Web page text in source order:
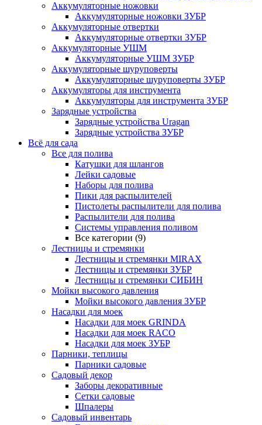
Аккумуляторные ножовки
Аккумуляторные ножовки ЗУБР
Аккумуляторные отвертки
Аккумуляторные отвертки ЗУБР
Аккумуляторные УШМ
Аккумуляторные УШМ ЗУБР
Аккумуляторные шуруповерты
Аккумуляторные шуруповерты ЗУБР
Аккумуляторы для инструмента
Аккумуляторы для инструмента ЗУБР
Зарядные устройства
Зарядные устройства Uragan
Зарядные устройства ЗУБР
Всё для сада
Все для полива
Катушки для шлангов
Лейки садовые
Наборы для полива
Пики для распылителей
Пистолеты распылители для полива
Распылители для полива
Системы управления поливом
Все категории (9)
Лестницы и стремянки
Лестницы и стремянки MIRAX
Лестницы и стремянки ЗУБР
Лестницы и стремянки СИБИН
Мойки высокого давления
Мойки высокого давления ЗУБР
Насадки для моек
Насадки для моек GRINDA
Насадки для моек RACO
Насадки для моек ЗУБР
Парники, теплицы
Парники садовые
Садовый декор
Заборы декоративные
Сетки садовые
Шпалеры
Садовый инвентарь